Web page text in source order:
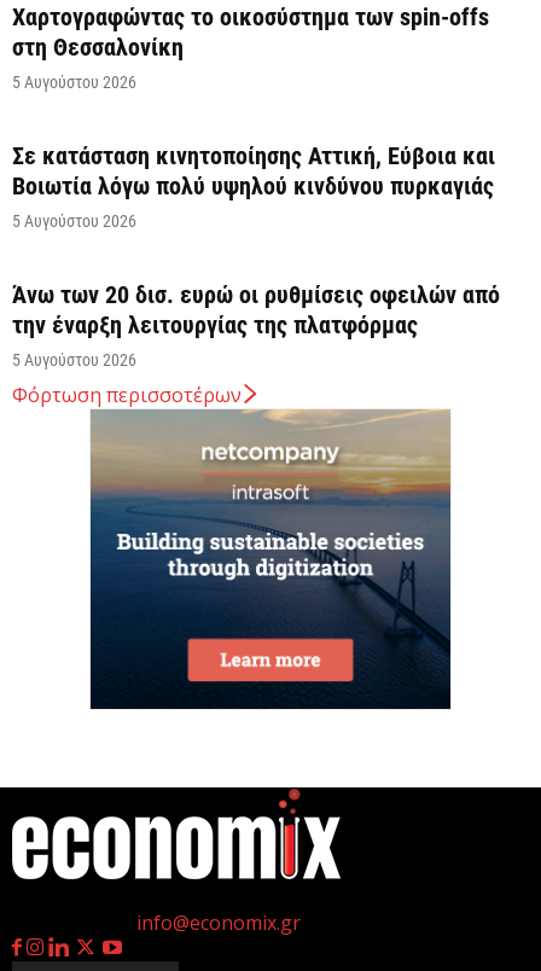
Χαρτογραφώντας το οικοσύστημα των spin-offs
στη Θεσσαλονίκη
5 Αυγούστου 2026
Σε κατάσταση κινητοποίησης Αττική, Εύβοια και
Βοιωτία λόγω πολύ υψηλού κινδύνου πυρκαγιάς
5 Αυγούστου 2026
Άνω των 20 δισ. ευρώ οι ρυθμίσεις οφειλών από
την έναρξη λειτουργίας της πλατφόρμας
5 Αυγούστου 2026
Κυρ. Μητσοτάκης: Η είσοδος της Meridiam
αποτελεί μια πολύ ισχυρή ψήφο εμπιστοσύνης στον
ενεργειακό...
Great Greek Wines: Το ελληνικό κρασί επιστρέφει
στο Λονδίνο με 40 οινοποιεία και 240...
5 Αυγούστου 2026
Κυρ. Μητσοτάκης σε Στ. Αγγελούδη: Καινούργια
ΔΕΘ το 2030 και μεγάλος χώρος πρασίνου στο...
Φόρτωση περισσοτέρων
info@economix.gr